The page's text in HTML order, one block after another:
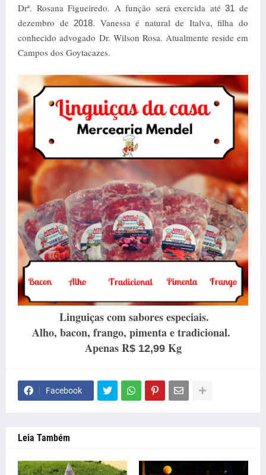
Drª. Rosana Figueiredo. A função será exercida até31 de
dezembro de2018. Vanessa é natural de Italva, filha do
conhecido advogado Dr. Wilson Rosa. Atualmente reside em
Campos dos Goytacazes.
Linguiças com sabores especiais.
Alho, bacon, frango, pimenta e tradicional.
Apenas R$ 12,99Kg
Facebook
Leia Também